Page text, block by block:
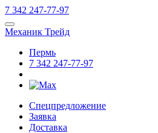
7 342 247-77-97
Механик Трейд
Пермь
7 342 247-77-97
Спецпредложение
Заявка
Доставка